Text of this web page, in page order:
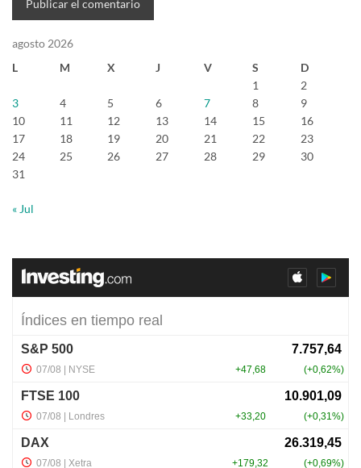
agosto 2026
L
M X J V S
D
1
2
3
4 5 6 7 8
9
10
11 12 13 14 15
16
17
18 19 20 21 22
23
24
25 26 27 28 29
30
31
« Jul